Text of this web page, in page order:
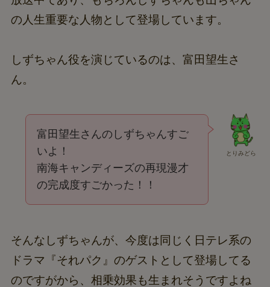
の人生重要な人物として登場しています。
しずちゃん役を演じているのは、富田望生さ
ん。
とりみどら
富田望生さんのしずちゃんすご
いよ！
南海キャンディーズの再現漫才
の完成度すごかった！！
そんなしずちゃんが、今度は同じく日テレ系の
ドラマ『それパク』のゲストとして登場してる
のですがから、相乗効果も生まれそうですよね